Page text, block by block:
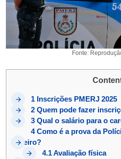
Fonte:
1 Inscrições PMERJ 2025
2 Quem pode fazer
3 Qual o salário para o
4Como é a prova da
Janeiro?
4.1Avaliação física